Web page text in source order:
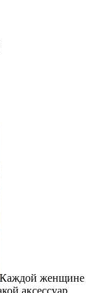
Каждой женщине
аксессуар